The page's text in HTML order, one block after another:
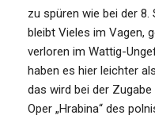
zu spüren wie bei der
bleibt Vieles im Vagen,
verloren im Wattig-
haben es hier leichter
das wird bei der
Oper „Hrabina“ des